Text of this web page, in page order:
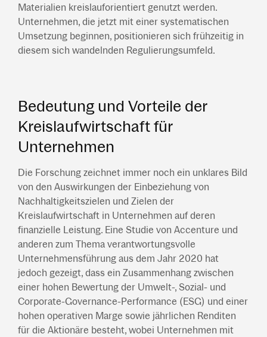
Materialien kreislauforientiert genutzt werden.
Unternehmen, die jetzt mit einer systematischen
Umsetzung beginnen, positionieren sich frühzeitig in
diesem sich wandelnden Regulierungsumfeld.
Bedeutung und Vorteile der
Kreislaufwirtschaft für
Unternehmen
Die Forschung zeichnet immer noch ein unklares Bild
von den Auswirkungen der Einbeziehung von
Nachhaltigkeitszielen und Zielen der
Kreislaufwirtschaft in Unternehmen auf deren
finanzielle Leistung. Eine Studie von Accenture und
anderen zum Thema verantwortungsvolle
Unternehmensführung aus dem Jahr 2020 hat
jedoch gezeigt, dass ein Zusammenhang zwischen
einer hohen Bewertung der Umwelt-, Sozial- und
Corporate-Governance-Performance (ESG) und einer
hohen operativen Marge sowie jährlichen Renditen
für die Aktionäre besteht, wobei Unternehmen mit